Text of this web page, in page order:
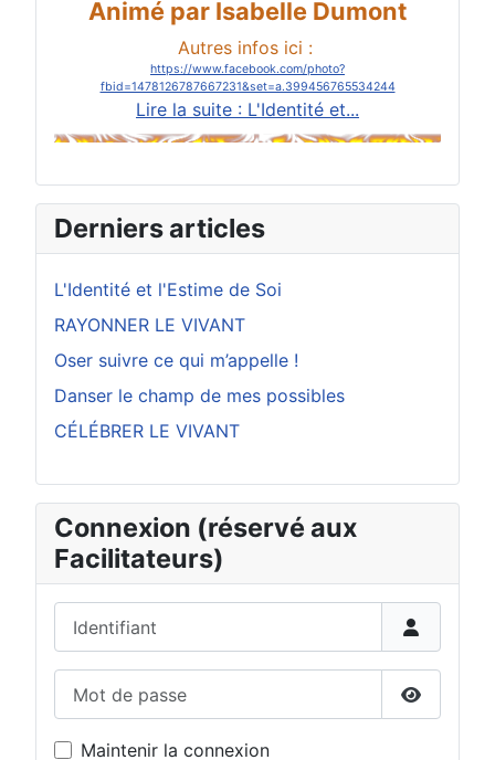
Animé par Isabelle Dumont
Autres infos ici :
https://www.facebook.com/photo?
fbid=1478126787667231&set=a.399456765534244
Lire la suite : L'Identité et...
Derniers articles
L'Identité et l'Estime de Soi
RAYONNER LE VIVANT
Oser suivre ce qui m’appelle !
Danser le champ de mes possibles
CÉLÉBRER LE VIVANT
Connexion (réservé aux
Facilitateurs)
Afficher
Maintenir la connexion